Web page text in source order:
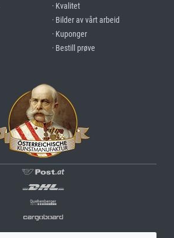
· Kvalitet
· Bilder av vårt arbeid
· Kuponger
· Bestill prøve